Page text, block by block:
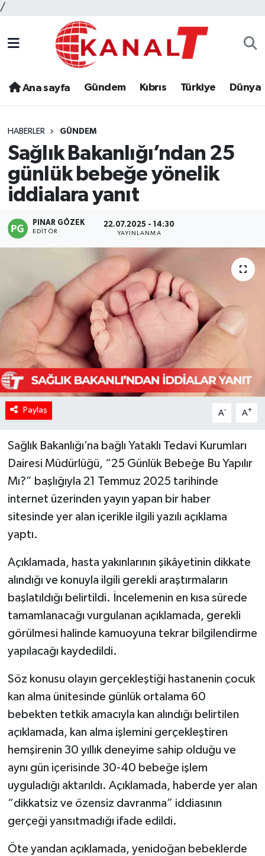
/
Ana sayfa Gündem Kıbrıs Türkiye Dünya
HABERLER GÜNDEM
Sağlık Bakanlığı’ndan 25
günlük bebeğe yönelik
iddialara yanıt
PINAR GÖZEK
EDITÖR
22.07.2025 - 14:30
YAYINLANMA
Paylaş A- A+
Sağlık Bakanlığı’na bağlı Yataklı Tedavi Kurumları
Dairesi Müdürlüğü, “25 Günlük Bebeğe Bu Yapılır
Mı?” başlığıyla 21 Temmuz 2025 tarihinde
internet üzerinden yayın yapan bir haber
sitesinde yer alan içerikle ilgili yazılı açıklama
yaptı.
Açıklamada, hasta yakınlarının şikâyetinin dikkate
alındığı ve konuyla ilgili gerekli araştırmaların
başlatıldığı belirtildi. İncelemenin en kısa sürede
tamamlanacağı vurgulanan açıklamada, gerekli
görülmesi halinde kamuoyuna tekrar bilgilendirme
yapılacağı kaydedildi.
Söz konusu olayın gerçekleştiği hastanenin çocuk
kan alma ünitesinde günlük ortalama 60
bebekten tetkik amacıyla kan alındığı belirtilen
açıklamada, kan alma işlemini gerçekleştiren
hemşirenin 30 yıllık deneyime sahip olduğu ve
aynı gün içerisinde 30-40 bebeğe işlem
uyguladığı aktarıldı. Açıklamada, haberde yer alan
“dikkatsiz ve özensiz davranma” iddiasının
gerçeği yansıtmadığı ifade edildi.
Öte yandan açıklamada, yenidoğan bebeklerde